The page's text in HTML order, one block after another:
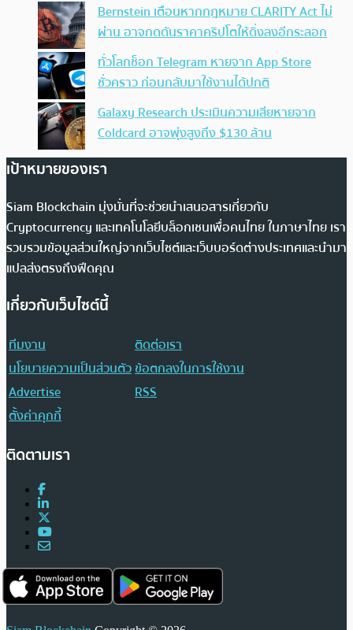
Bernstein เตือนหากกฎหมาย CLARITY Act ไม่
ผ่าน อาจกดดันราคาคริปโตให้ดิ่งลงอีกระลอก
ทั่วโลกช็อก Telegram หายจาก App Store
ชั่วคราว ก่อนกลับมาใช้งานได้ปกติ
Galaxy Research ประเมินความเสียหายจาก
Coldcard อาจพุ่งสูงถึง $130 ล้าน
เป้าหมายของเรา
Siam Blockchain มุ่งมั่นที่จะช่วยนำเสนอสารเกี่ยวกับ
Cryptocurrency และเทคโนโลยีบล็อกเชนเพื่อคนไทย ในภาษาไทย เรา
รวบรวมข้อมูลส่วนใหญ่จากเว็บไซต์และเว็บบอร์ดต่างประเทศและนำมา
แปลส่งตรงถึงฟีดคุณ
เกี่ยวกับเว็บไซต์นี้
ทีมงาน
ติดต่อเรา
นโยบายความเป็นส่วนตัวข้อตกลงในการใช้งาน
Advertise
RSS
ตั้งค่าคุกกี้
ติดตามเรา